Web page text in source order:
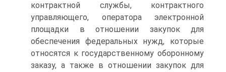
контрактной службы, контрактного
управляющего, оператора электронной
площадки в отношении закупок для
обеспечения федеральных нужд, которые
относятся к государственному оборонному
заказу, а также в отношении закупок для